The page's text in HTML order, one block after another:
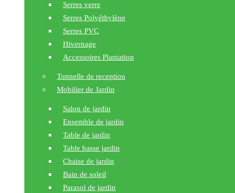
Serres verre
Serres Polyéthylène
Serres PVC
Hivernage
Accessoires Plantation
Tonnelle de reception
Mobilier de Jardin
Salon de jardin
Ensemble de jardin
Table de jardin
Table basse jardin
Chaise de jardin
Bain de soleil
Parasol de jardin